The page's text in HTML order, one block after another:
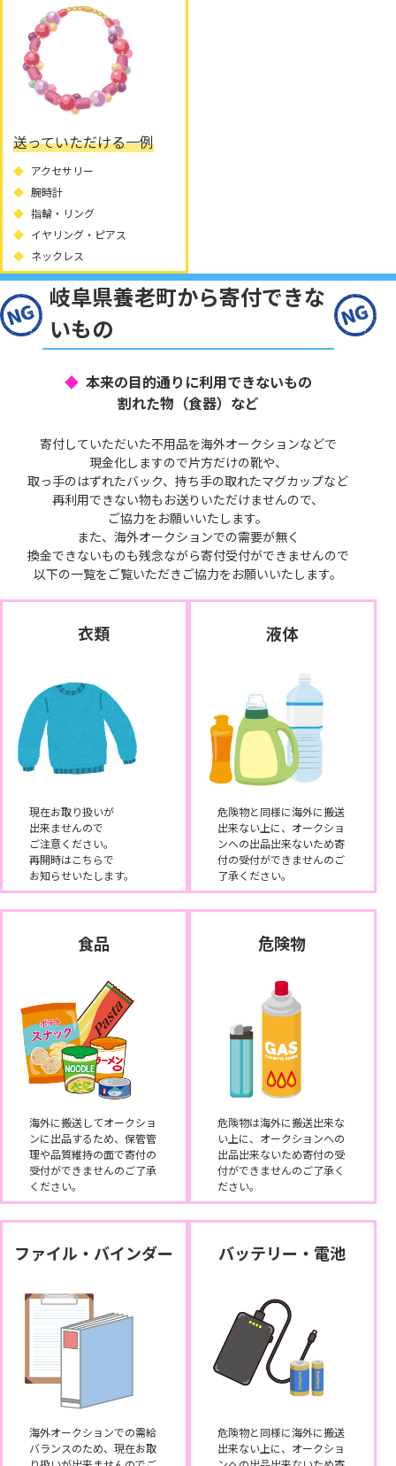
送っていただける一例
アクセサリー
腕時計
指輪・リング
イヤリング・ピアス
ネックレス
岐阜県養老町から寄付できな
いもの
本来の目的通りに利用できないもの
割れた物（食器）など
寄付していただいた不用品を海外オークションなどで
現金化しますので片方だけの靴や、
取っ手のはずれたバック、持ち手の取れたマグカップなど
再利用できない物もお送りいただけませんので、
ご協力をお願いいたします。
また、海外オークションでの需要が無く
換金できないものも残念ながら寄付受付ができませんので
以下の一覧をご覧いただきご協力をお願いいたします。
衣類
現在お取り扱いが
出来ませんので
ご注意ください。
再開時はこちらで
お知らせいたします。
液体
危険物と同様に海外に搬送
出来ない上に、オークショ
ンへの出品出来ないため寄
付の受付ができませんのご
了承ください。
食品
海外に搬送してオークショ
ンに出品するため、保管管
理や品質維持の面で寄付の
受付ができませんのご了承
ください。
危険物
危険物は海外に搬送出来な
い上に、オークションへの
出品出来ないため寄付の受
付ができませんのご了承く
ださい。
ファイル・バインダー
海外オークションでの需給
バランスのため、現在お取
バッテリー・電池
危険物と同様に海外に搬送
出来ない上に、オークショ